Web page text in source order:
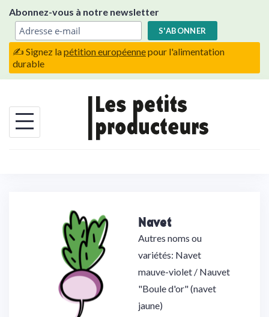
content
Abonnez-vous à notre newsletter
✍️ Signez lapétition européennepour l'alimentation
durable
Navet
Autres noms ou
variétés: Navet
mauve-violet / Nauvet
"Boule d'or" (navet
jaune)